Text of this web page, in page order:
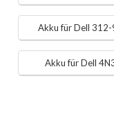
Akku für Dell
Akku für Dell